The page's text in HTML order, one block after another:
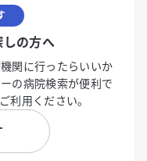
しの方へ
関に行ったらいいか
の病院検索が便利で
利用ください。